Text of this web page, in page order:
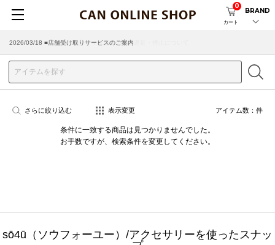
カート
0
BRAND
2026/07/29 ■【お知らせ】ヤマト運輸の配送遅延・停止について
2026/03/18 ■店舗受け取りサービスのご案内
さらに絞り込む 表示変更 アイテム数： 件
条件に一致する商品は見つかりませんでした。
お手数ですが、検索条件を変更してください。
sō4ū（ソウフォーユー）/アクセサリーを使ったスナッ